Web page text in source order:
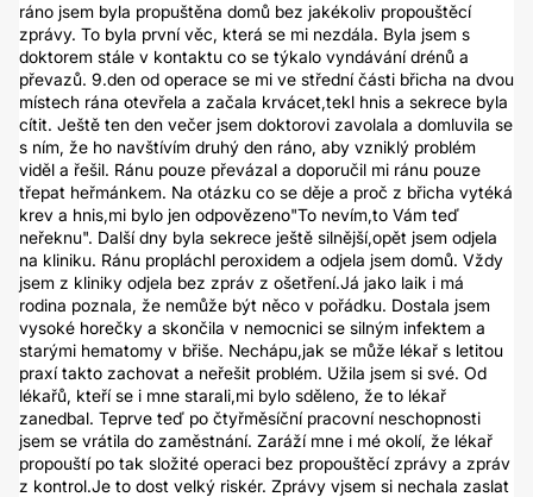
ráno jsem byla propuštěna domů bez jakékoliv propouštěcí
zprávy. To byla první věc, která se mi nezdála. Byla jsem s
doktorem stále v kontaktu co se týkalo vyndávání drénů a
převazů. 9.den od operace se mi ve střední části břicha na dvou
místech rána otevřela a začala krvácet,tekl hnis a sekrece byla
cítit. Ještě ten den večer jsem doktorovi zavolala a domluvila se
s ním, že ho navštívím druhý den ráno, aby vzniklý problém
viděl a řešil. Ránu pouze převázal a doporučil mi ránu pouze
třepat heřmánkem. Na otázku co se děje a proč z břicha vytéká
krev a hnis,mi bylo jen odpovězeno"To nevím,to Vám teď
neřeknu". Další dny byla sekrece ještě silnější,opět jsem odjela
na kliniku. Ránu propláchl peroxidem a odjela jsem domů. Vždy
jsem z kliniky odjela bez zpráv z ošetření.Já jako laik i má
rodina poznala, že nemůže být něco v pořádku. Dostala jsem
vysoké horečky a skončila v nemocnici se silným infektem a
starými hematomy v břiše. Nechápu,jak se může lékař s letitou
praxí takto zachovat a neřešit problém. Užila jsem si své. Od
lékařů, kteří se i mne starali,mi bylo sděleno, že to lékař
zanedbal. Teprve teď po čtyřměsíční pracovní neschopnosti
jsem se vrátila do zaměstnání. Zaráží mne i mé okolí, že lékař
propouští po tak složité operaci bez propouštěcí zprávy a zpráv
z kontrol.Je to dost velký riskér. Zprávy vjsem si nechala zaslat